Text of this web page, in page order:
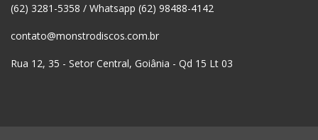
(62) 3281-5358 / Whatsapp (62) 98488-4142
contato@monstrodiscos.com.br
Rua 12, 35 - Setor Central, Goiânia - Qd 15 Lt 03